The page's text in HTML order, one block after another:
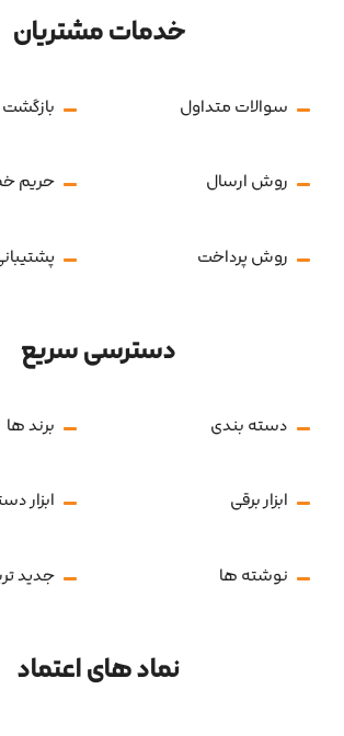
خدمات مشتریان
سوالات متداول بازگشت
روش ارسال حریم
روش پرداخت
دسترسی سریع
دسته بندی برند ها
ابزار برقی ابزار
نوشته ها جدید
نماد های اعتماد